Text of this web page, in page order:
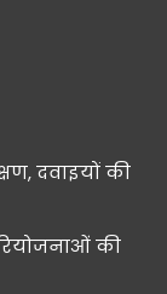
दवाइयों की
की